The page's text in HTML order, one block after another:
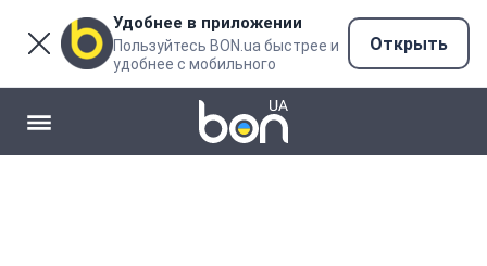
Удобнее в приложении
Пользуйтесь BON.ua быстрее и
удобнее с мобильного
Открыть